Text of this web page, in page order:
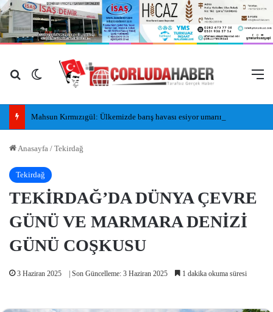
Arama yap ...
Dış görünümü değiştir
Anasayfa / Tekirdağ
Tekirdağ
TEKİRDAĞ’DA DÜNYA ÇEVRE
GÜNÜ VE MARMARA DENİZİ
GÜNÜ COŞKUSU
3 Haziran 2025 | Son Güncelleme: 3 Haziran 2025 1 dakika okuma süresi